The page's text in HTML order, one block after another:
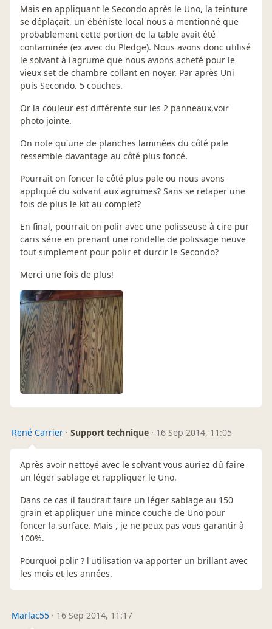
Mais en appliquant le Secondo après le Uno, la teinture
se déplaçait, un ébéniste local nous a mentionné que
probablement cette portion de la table avait été
contaminée (ex avec du Pledge). Nous avons donc utilisé
le solvant à l'agrume que nous avions acheté pour le
vieux set de chambre collant en noyer. Par après Uni
puis Secondo. 5 couches.
Or la couleur est différente sur les 2 panneaux,voir
photo jointe.
On note qu'une de planches laminées du côté pale
ressemble davantage au côté plus foncé.
Pourrait on foncer le côté plus pale ou nous avons
appliqué du solvant aux agrumes? Sans se retaper une
fois de plus le kit au complet?
En final, pourrait on polir avec une polisseuse à cire pur
caris série en prenant une rondelle de polissage neuve
tout simplement pour polir et durcir le Secondo?
Merci une fois de plus!
René Carrier · Support technique · 16 Sep 2014, 11:05
Après avoir nettoyé avec le solvant vous auriez dû faire
un léger sablage et rappliquer le Uno.
Dans ce cas il faudrait faire un léger sablage au 150
grain et appliquer une mince couche de Uno pour
foncer la surface. Mais , je ne peux pas vous garantir à
100%.
Pourquoi polir ? l'utilisation va apporter un brillant avec
les mois et les années.
Marlac55 · 16 Sep 2014, 11:17